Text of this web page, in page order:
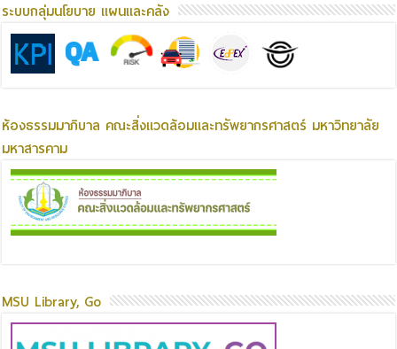
ระบบกลุ่มนโยบาย แผนและคลัง
ห้องธรรมมาภิบาล คณะสิ่งแวดล้อมและทรัพยากรศาสตร์ มหาวิทยาลัย
มหาสารคาม
MSU Library, Go